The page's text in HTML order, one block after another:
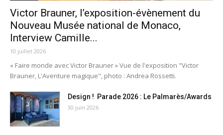
Victor Brauner, l’exposition-évènement du
Nouveau Musée national de Monaco,
Interview Camille...
10 juillet 2026
« Faire monde avec Victor Brauner » Vue de l'exposition "Victor
Brauner, L'Aventure magique", photo : Andrea Rossetti.
Design ! Parade 2026 : Le Palmarès/Awards
30 juin 2026